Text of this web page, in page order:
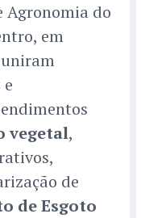
Agronomia do
em
vegetal,
de
de Esgoto